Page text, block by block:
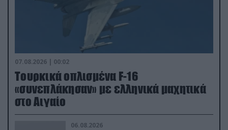
07.08.2026 | 00:02
Τουρκικά οπλισμένα F-16
«συνεπλάκησαν» με ελληνικά μαχητικά
στο Αιγαίο
06.08.2026